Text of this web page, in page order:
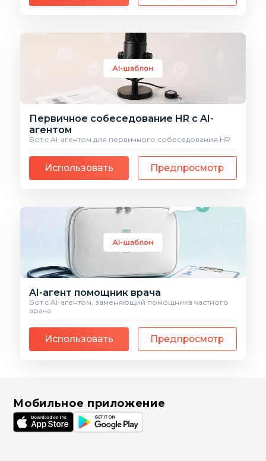
Первичное собеседование HR с AI-
агентом
Бот с AI-агентом для первичного собеседования HR
Использовать Предпросмотр
AI-агент помощник врача
Бот с AI-агентом, заменяющий помощника частного
врача
Использовать Предпросмотр
Мобильное приложение